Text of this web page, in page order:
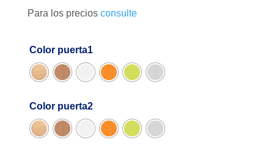
Para los precios consulte
Color puerta1
Color puerta2